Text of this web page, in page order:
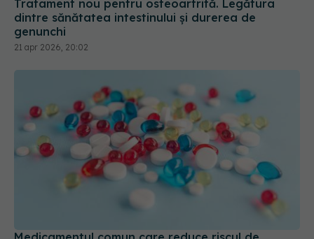
Medicamentul comun care reduce riscul de